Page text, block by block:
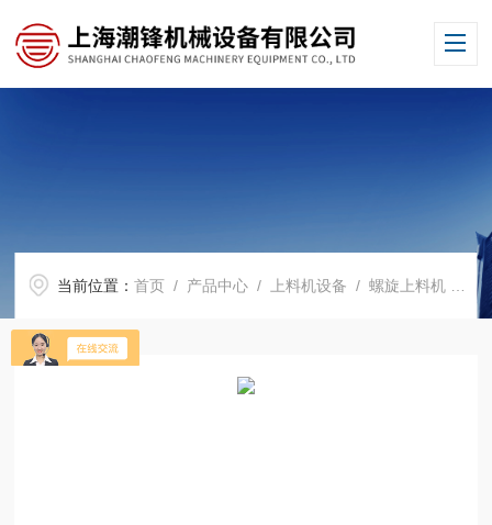
当前位置：首页 / 产品中心 / 上料机设备 /螺旋上料机